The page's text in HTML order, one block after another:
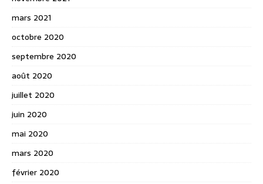
mars 2021
octobre 2020
septembre 2020
août 2020
juillet 2020
juin 2020
mai 2020
mars 2020
février 2020